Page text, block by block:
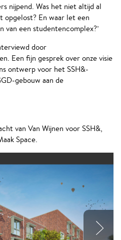
nijpend. Was het niet altijd al
opgelost? En waar let een
een studentencomplex?’
door
Een fijn gesprek over onze visie
ontwerp voor het SSH&-
gebouw aan de
van Van Wijnen voor SSH&,
Space.